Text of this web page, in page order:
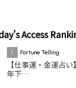
Access
1 Fortune Telling
【仕事運・金運占
年下…